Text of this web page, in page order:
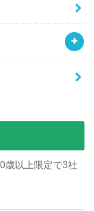
歳以上限定で3社